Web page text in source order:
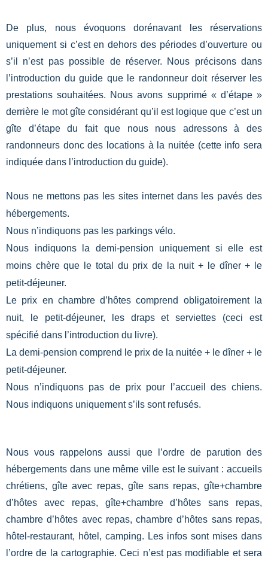
De plus, nous évoquons dorénavant les réservations
uniquement si c’est en dehors des périodes d’ouverture ou
s’il n’est pas possible de réserver. Nous précisons dans
l’introduction du guide que le randonneur doit réserver les
prestations souhaitées. Nous avons supprimé « d’étape »
derrière le mot gîte considérant qu’il est logique que c’est un
gîte d’étape du fait que nous nous adressons à des
randonneurs donc des locations à la nuitée (cette info sera
indiquée dans l’introduction du guide).
Nous ne mettons pas les sites internet dans les pavés des
hébergements.
Nous n’indiquons pas les parkings vélo.
Nous indiquons la demi-pension uniquement si elle est
moins chère que le total du prix de la nuit + le dîner + le
petit-déjeuner.
Le prix en chambre d’hôtes comprend obligatoirement la
nuit, le petit-déjeuner, les draps et serviettes (ceci est
spécifié dans l’introduction du livre).
La demi-pension comprend le prix de la nuitée + le dîner + le
petit-déjeuner.
Nous n’indiquons pas de prix pour l’accueil des chiens.
Nous indiquons uniquement s’ils sont refusés.
Nous vous rappelons aussi que l’ordre de parution des
hébergements dans une même ville est le suivant : accueils
chrétiens, gîte avec repas, gîte sans repas, gîte+chambre
d’hôtes avec repas, gîte+chambre d’hôtes sans repas,
chambre d’hôtes avec repas, chambre d’hôtes sans repas,
hôtel-restaurant, hôtel, camping. Les infos sont mises dans
l’ordre de la cartographie. Ceci n’est pas modifiable et sera